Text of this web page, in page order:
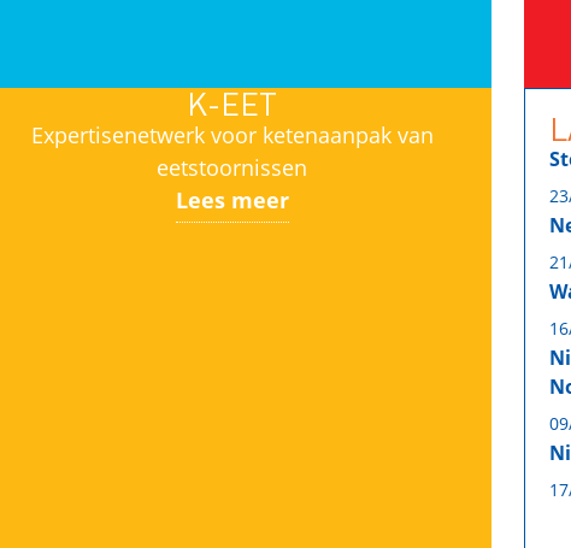
K-EET
Expertisenetwerk voor ketenaanpak van
eetstoornissen
Lees meer